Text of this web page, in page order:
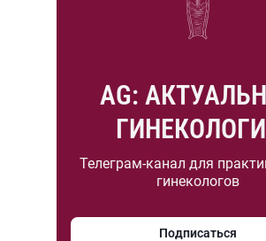
AG:
Телеграм-канал для
гинекологов
Подписаться